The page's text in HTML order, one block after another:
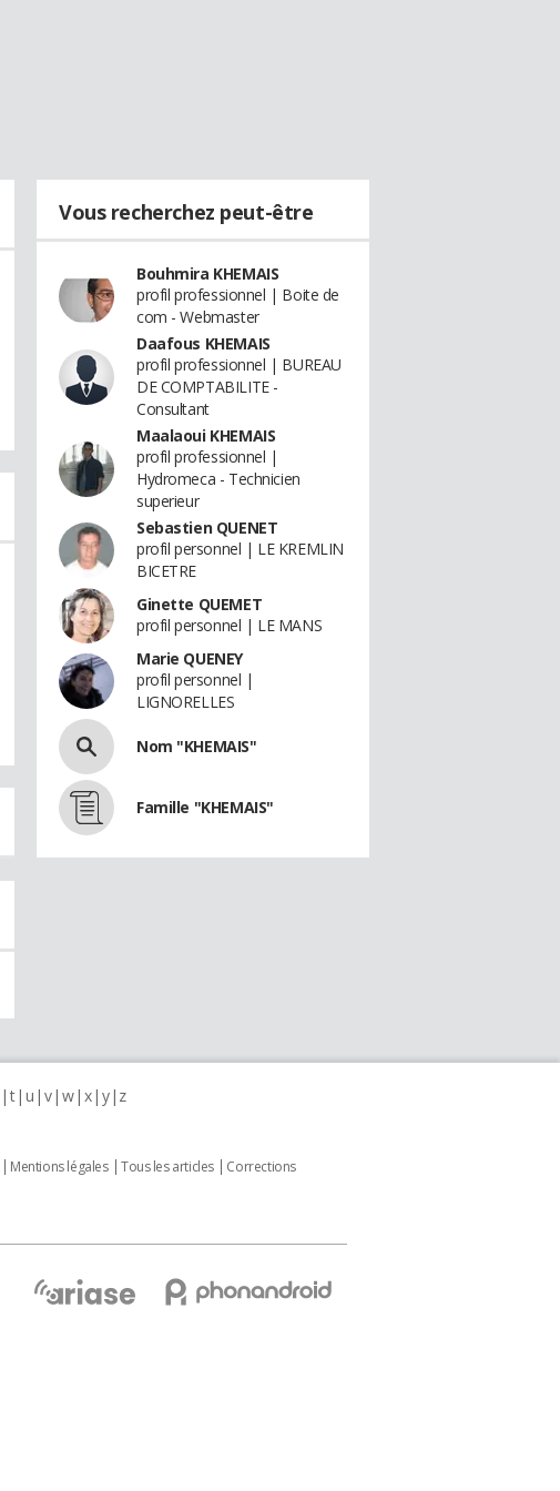
Vous recherchez peut-être
Bouhmira KHEMAIS
profil professionnel | Boite de
com - Webmaster
Daafous KHEMAIS
profil professionnel | BUREAU
DE COMPTABILITE -
Consultant
Maalaoui KHEMAIS
profil professionnel |
Hydromeca - Technicien
superieur
Sebastien QUENET
profil personnel | LE KREMLIN
BICETRE
Ginette QUEMET
profil personnel | LE MANS
Marie QUENEY
profil personnel |
LIGNORELLES
Nom "KHEMAIS"
Famille "KHEMAIS"
t u v w x y z
Mentions légales Tous les articles
Corrections